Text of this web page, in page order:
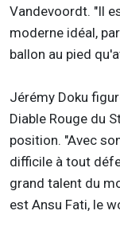
Vandevoordt. "Il
moderne idéal,
ballon au pied
Jérémy Doku
Diable Rouge du
position. "Avec
difficile à tout
grand talent du
est Ansu Fati, le